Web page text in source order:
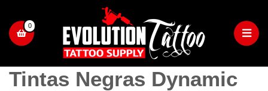
0
Tintas Negras Dynamic